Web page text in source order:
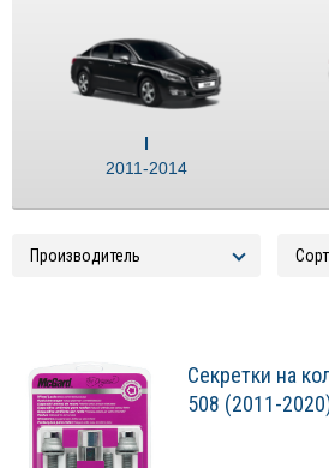
I
2011-2014
Секретки на
508 (2011-